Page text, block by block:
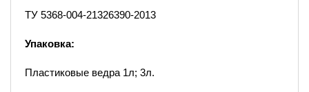
ТУ 5368-004-21326390-2013
Упаковка:
Пластиковые ведра 1л; 3л.